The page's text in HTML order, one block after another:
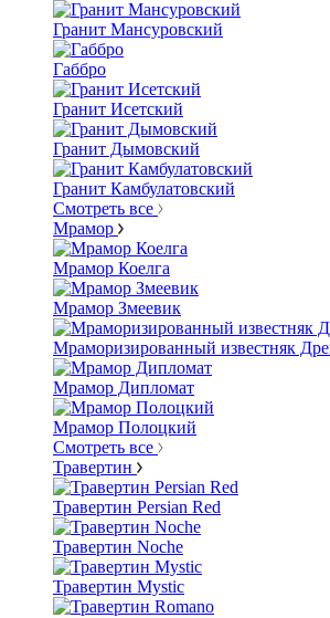
Гранит Мансуровский
Габбро
Гранит Исетский
Гранит Дымовский
Гранит Камбулатовский
Смотреть все
Мрамор
Мрамор Коелга
Мрамор Змеевик
Мраморизированный известняк
Мрамор Дипломат
Мрамор Полоцкий
Смотреть все
Травертин
Травертин Persian Red
Травертин Noche
Травертин Mystic